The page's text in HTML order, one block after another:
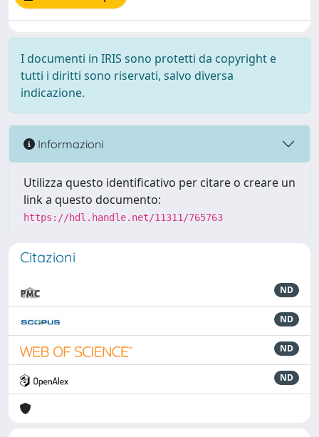
I documenti in IRIS sono protetti da copyright e
tutti i diritti sono riservati, salvo diversa
indicazione.
Informazioni
Utilizza questo identificativo per citare o creare un
link a questo documento:
https://hdl.handle.net/11311/765763
Citazioni
ND
ND
ND
ND